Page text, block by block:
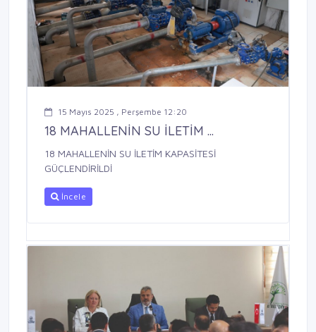
15 Mayıs 2025 , Perşembe 12:20
18 MAHALLENİN SU İLETİM ...
18 MAHALLENİN SU İLETİM KAPASİTESİ
GÜÇLENDİRİLDİ
İncele